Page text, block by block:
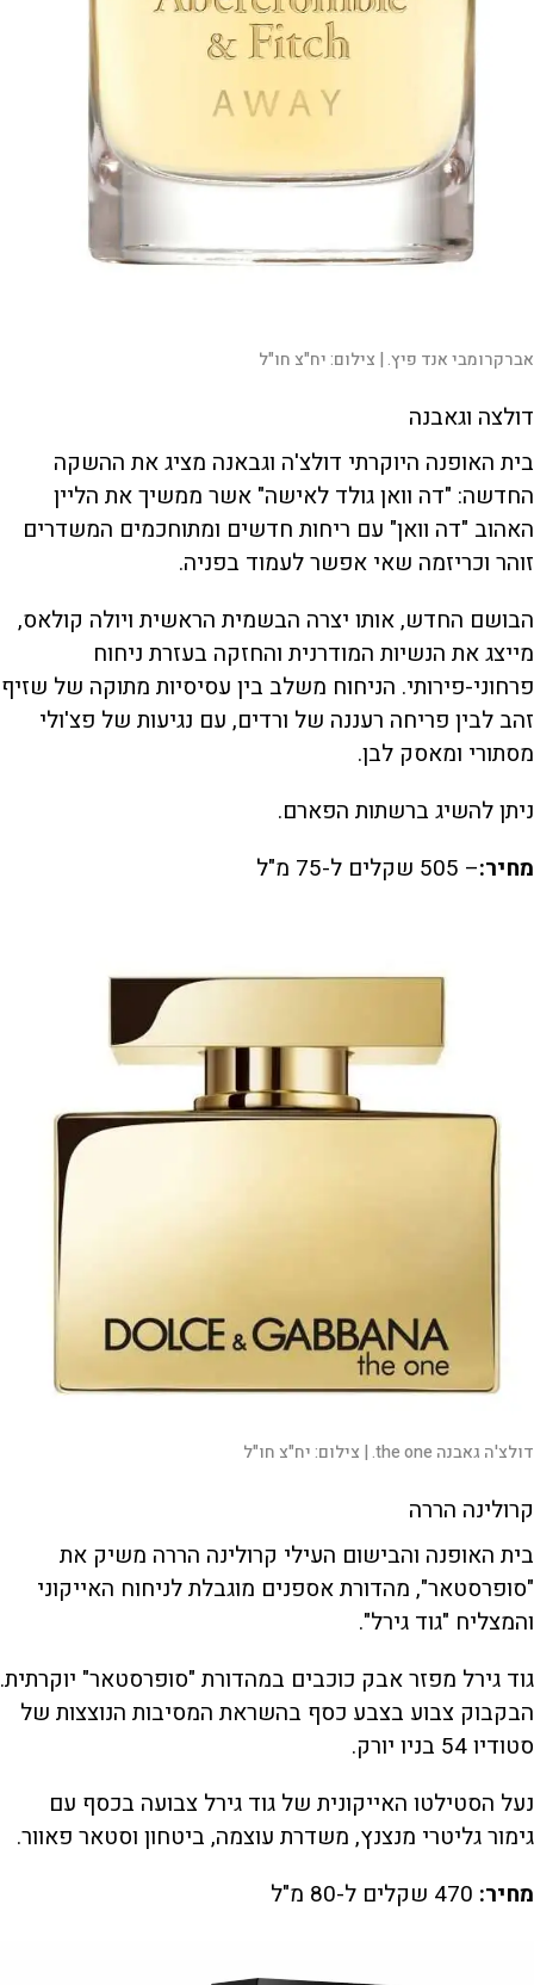
אברקרומבי אנד פיץ. | צילום:יח"צ חו"ל
דולצה וגאבנה
בית האופנה היוקרתי דולצ'ה וגבאנה מציג את ההשקה
החדשה: "דה וואן גולד לאישה" אשר ממשיך את הליין
האהוב "דה וואן" עם ריחות חדשים ומתוחכמים המשדרים
זוהר וכריזמה שאי אפשר לעמוד בפניה.
הבושם החדש, אותו יצרה הבשמית הראשית ויולה קולאס,
מייצג את הנשיות המודרנית והחזקה בעזרת ניחוח
פרחוני-פירותי. הניחוח משלב בין עסיסיות מתוקה של שזיף
זהב לבין פריחה רעננה של ורדים, עם נגיעות של פצ'ולי
מסתורי ומאסק לבן.
ניתן להשיג ברשתות הפארם.
מחיר:– 505 שקלים ל-75 מ"ל
דולצ'ה גאבנה the one. | צילום:יח"צ חו"ל
קרולינה הררה
בית האופנה והבישום העילי קרולינה הררה משיק את
"סופרסטאר", מהדורת אספנים מוגבלת לניחוח האייקוני
והמצליח "גוד גירל".
גוד גירל מפזר אבק כוכבים במהדורת "סופרסטאר" יוקרתית.
הבקבוק צבוע בצבע כסף בהשראת המסיבות הנוצצות של
סטודיו 54 בניו יורק.
נעל הסטילטו האייקונית של גוד גירל צבועה בכסף עם
גימור גליטרי מנצנץ, משדרת עוצמה, ביטחון וסטאר פאוור.
מחיר: